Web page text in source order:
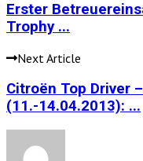
Erster
Trophy ...
Next Article
Citroën Top Driver
(11.-14.04.2013): ...